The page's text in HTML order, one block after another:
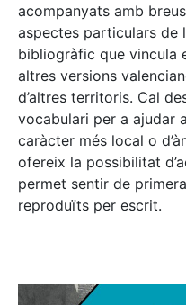
acompanyats amb
aspectes particulars de
bibliogràfic que vincula
altres versions
d’altres territoris. Cal
vocabulari per a ajudar
caràcter més local o
ofereix la possibilitat
permet sentir de
reproduïts per escrit.